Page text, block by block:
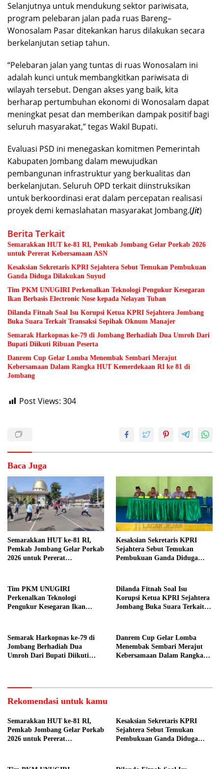
Selanjutnya untuk mendukung sektor pariwisata,
program pelebaran jalan pada ruas Bareng–
Wonosalam Pasar ditekankan harus dilakukan secara
berkelanjutan setiap tahun.
“Pelebaran jalan yang tuntas di ruas Wonosalam ini
adalah kunci untuk membangkitkan pariwisata di
wilayah tersebut. Dengan akses yang baik, kita
berharap pertumbuhan ekonomi di Wonosalam dapat
meningkat pesat dan memberikan dampak positif bagi
seluruh masyarakat,” tegas Wakil Bupati.
Evaluasi PSD ini menegaskan komitmen Pemerintah
Kabupaten Jombang dalam mewujudkan
pembangunan infrastruktur yang berkualitas dan
berkelanjutan. Seluruh OPD terkait diinstruksikan
untuk berkoordinasi erat dalam percepatan realisasi
proyek demi kemaslahatan masyarakat Jombang.(Jit)
Berita Terkait
Semarakkan HUT ke-81 RI, Pemkab Jombang Gelar Porkab 2026
untuk Pererat Kebersamaan ASN
Kesaksian Sekretaris KPRI Sejahtera Sebut Temukan Pembukuan
Ganda Diduga Dilakukan Suyud
Tim PKM UNUGIRI Perkenalkan Teknologi Pengukur Kesegaran
Ikan Berbasis Electronic Nose kepada Nelayan Tuban
Dilanda Fitnah Soal Isu Korupsi Ketua KPRI Sejahtera Jombang
Buka Suara Terkait Transaksi Sepihak Oknum Manajer
Semarak Harkopnas ke-79 di Jombang Berhadiah Dua Umroh Dari
Bupati Diikuti Ribuan Peserta
Danrem Cup Gelar Lomba Menembak Sembari Merajut
Kebersamaan Dalam Rangka HUT Kemerdekaan RI ke 81 di
Jombang
Post Views: 304
Baca Juga
Semarakkan HUT ke-81 RI,
Pemkab Jombang Gelar Porkab
2026 untuk Pererat
Kesaksian Sekretaris KPRI
Sejahtera Sebut Temukan
Pembukuan Ganda Diduga
Tim PKM UNUGIRI
Perkenalkan Teknologi
Pengukur Kesegaran Ikan
Dilanda Fitnah Soal Isu
Korupsi Ketua KPRI Sejahtera
Jombang Buka Suara Terkait
Semarak Harkopnas ke-79 di
Jombang Berhadiah Dua
Umroh Dari Bupati Diikuti
Danrem Cup Gelar Lomba
Menembak Sembari Merajut
Kebersamaan Dalam Rangka
Rekomendasi untuk kamu
Semarakkan HUT ke-81 RI,
Pemkab Jombang Gelar Porkab
2026 untuk Pererat
Kesaksian Sekretaris KPRI
Sejahtera Sebut Temukan
Pembukuan Ganda Diduga